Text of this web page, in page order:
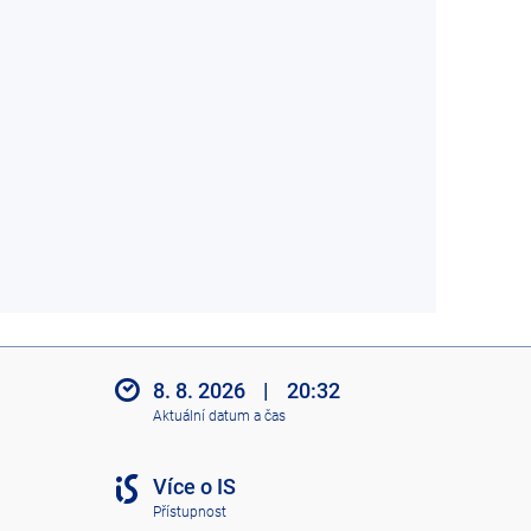
8. 8. 2026 | 20:32
Aktuální datum a čas
Více o IS
Přístupnost